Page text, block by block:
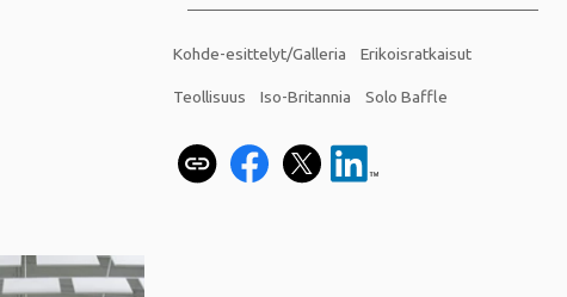
Kohde-esittelyt/Galleria Erikoisratkaisut
Teollisuus Iso-Britannia Solo Baffle